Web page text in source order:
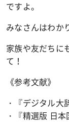
ですよ。
みなさんはわか
家族や友だちに
て！
《参考文献》
・『デジタル大
・
『精選版 日